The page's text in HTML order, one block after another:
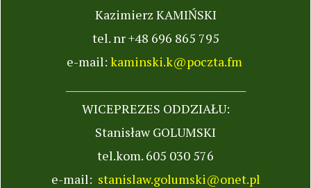
Kazimierz KAMIŃSKI
tel. nr +48 696 865 795
e-mail: kaminski.k@poczta.fm
WICEPREZES ODDZIAŁU:
Stanisław GOLUMSKI
tel.kom. 605 030 576
e-mail: stanislaw.golumski@onet.pl